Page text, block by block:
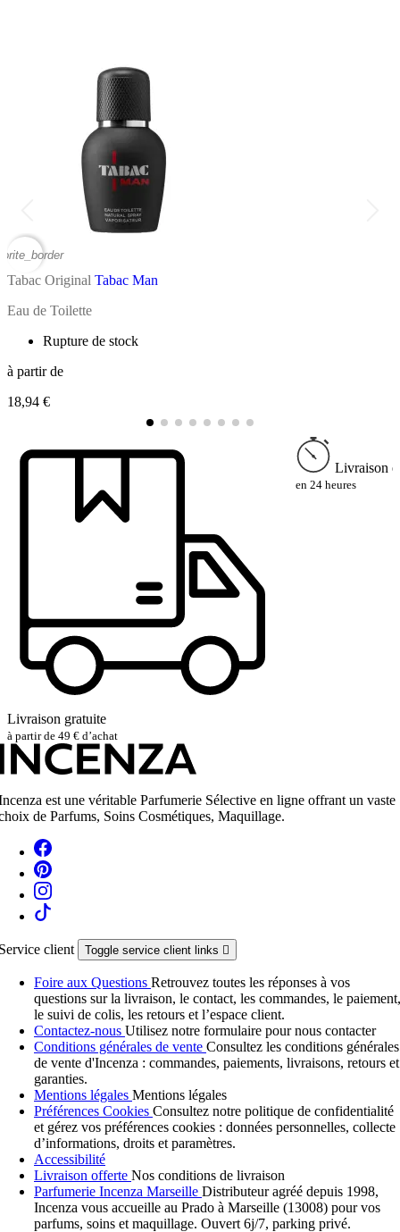
Tabac Original Tabac Man
Eau de Toilette
Rupture de stock
à partir de
18,94 €
Livraison gratuite
à partir de 49 € d’achat
Livraison
en 24 heures
est une véritable Parfumerie Sélective en ligne offrant un vaste
de Parfums, Soins Cosmétiques, Maquillage.
client Toggle service client links 
Foire aux Questions Retrouvez toutes les réponses à vos
questions sur la livraison, le contact, les commandes, le paiement,
le suivi de colis, les retours et l’espace client.
Contactez-nous Utilisez notre formulaire pour nous contacter
Conditions générales de vente Consultez les conditions générales
de vente d'Incenza : commandes, paiements, livraisons, retours et
garanties.
Mentions légales Mentions légales
Préférences Cookies Consultez notre politique de confidentialité
et gérez vos préférences cookies : données personnelles, collecte
d’informations, droits et paramètres.
Accessibilité
Livraison offerte Nos conditions de livraison
Parfumerie Incenza Marseille Distributeur agréé depuis 1998,
Incenza vous accueille au Prado à Marseille (13008) pour vos
parfums, soins et maquillage. Ouvert 6j/7, parking privé.